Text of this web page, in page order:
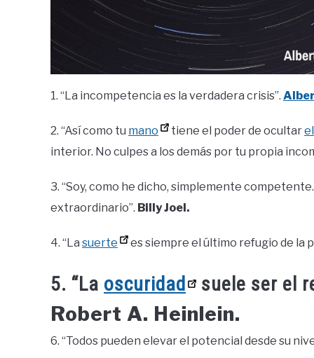
1. “La incompetencia es la verdadera crisis”.
2. “Así como tu mano tiene el poder de ocultar
interior. No culpes a los demás por tu propia
3. “Soy, como he dicho, simplemente
extraordinario”. Billy Joel.
4. “La suerte es siempre el último refugio de la
5. “La oscuridad suele ser el
Robert A. Heinlein.
6. “Todos pueden elevar el potencial desde su